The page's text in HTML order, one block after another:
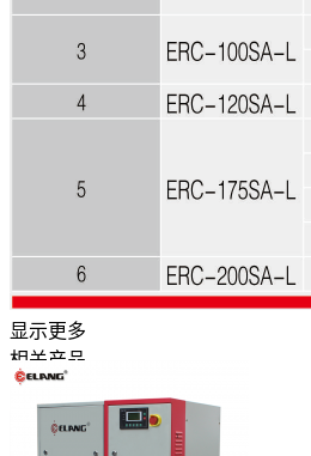
显示更多
相关产品